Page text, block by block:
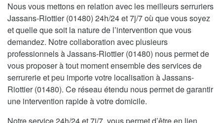
Nous vous mettons en relation avec les meilleurs serruriers
Jassans-Riottier (01480) 24h/24 et 7j/7 où que vous soyez
et quelle que soit la nature de l’intervention que vous
demandez. Notre collaboration avec plusieurs
professionnels à Jassans-Riottier (01480) nous permet de
vous proposer à tout moment ensemble des services de
serrurerie et peu importe votre localisation à Jassans-
Riottier (01480). Ce réseau étendu nous permet de garantir
une intervention rapide à votre domicile.